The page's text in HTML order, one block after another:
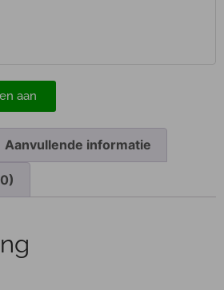
aan
Aanvullende informatie